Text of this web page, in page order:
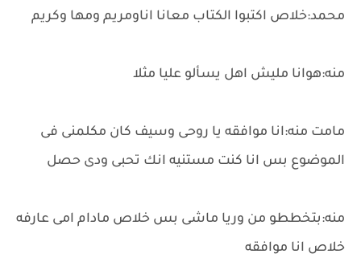
محمد:خلاص اكتبوا الكتاب معانا اناومريم ومها وكريم
منه:هوانا مليش اهل يسألو عليا مثلا
مامت منه:انا موافقه يا روحى وسيف كان مكلمنى فى
الموضوع بس انا كنت مستنيه انك تحبى ودى حصل
منه:بتخططو من وريا ماشى بس خلاص مادام امى عارفه
خلاص انا موافقه